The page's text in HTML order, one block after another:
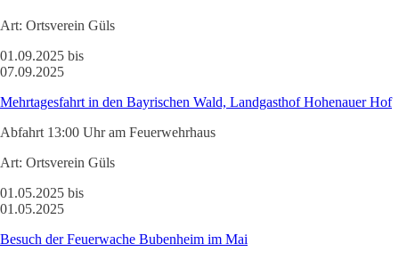
Art: Ortsverein Güls
01.09.2025 bis
07.09.2025
Mehrtagesfahrt in den Bayrischen Wald, Landgasthof Hohenauer Hof
Abfahrt 13:00 Uhr am Feuerwehrhaus
Art: Ortsverein Güls
01.05.2025 bis
01.05.2025
Besuch der Feuerwache Bubenheim im Mai